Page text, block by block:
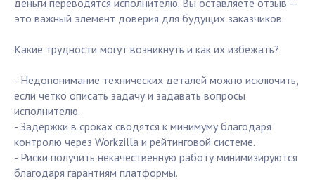
деньги переводятся исполнителю. Вы оставляете отзыв —
это важный элемент доверия для будущих заказчиков.
Какие трудности могут возникнуть и как их избежать?
- Недопонимание технических деталей можно исключить,
если четко описать задачу и задавать вопросы
исполнителю.
- Задержки в сроках сводятся к минимуму благодаря
контролю через Workzilla и рейтинговой системе.
- Риски получить некачественную работу минимизируются
благодаря гарантиям платформы.